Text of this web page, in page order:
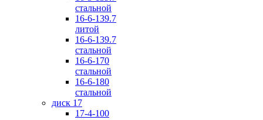
стальной
16-6-139.7
литой
16-6-139.7
стальной
16-6-170
стальной
16-6-180
стальной
диск 17
17-4-100